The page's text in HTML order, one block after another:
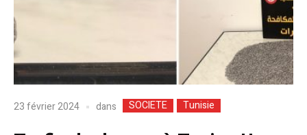
23 février 2024 dans SOCIETE Tunisie